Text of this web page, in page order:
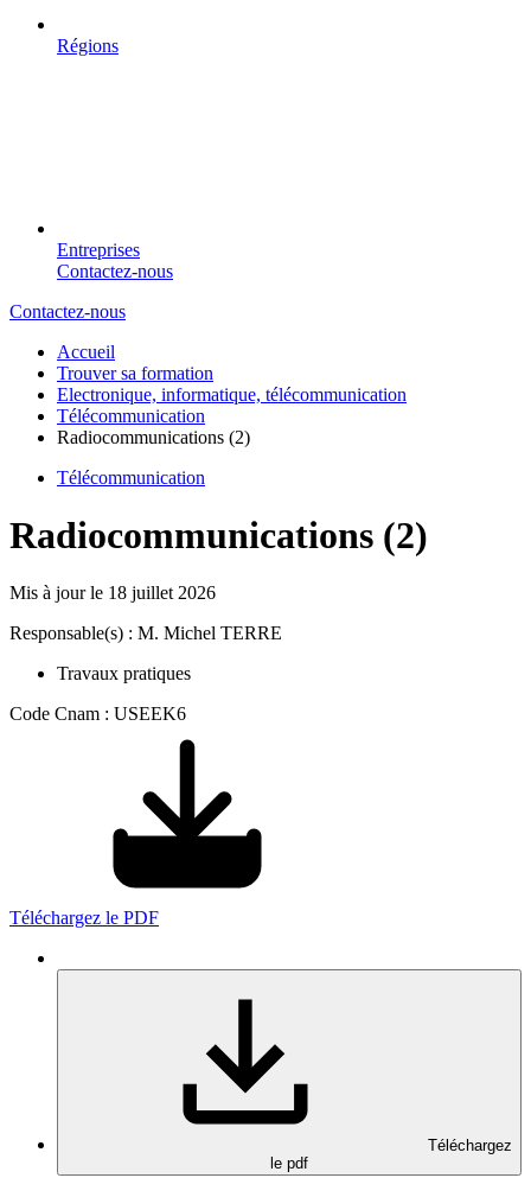
Régions
Entreprises
Contactez-nous
Contactez-nous
Accueil
Trouver sa formation
Electronique, informatique, télécommunication
Télécommunication
Radiocommunications (2)
Télécommunication
Radiocommunications (2)
Mis à jour le 18 juillet 2026
Responsable(s) : M. Michel TERRE
Travaux pratiques
Code Cnam : USEEK6
Téléchargez le PDF
Téléchargez
le pdf